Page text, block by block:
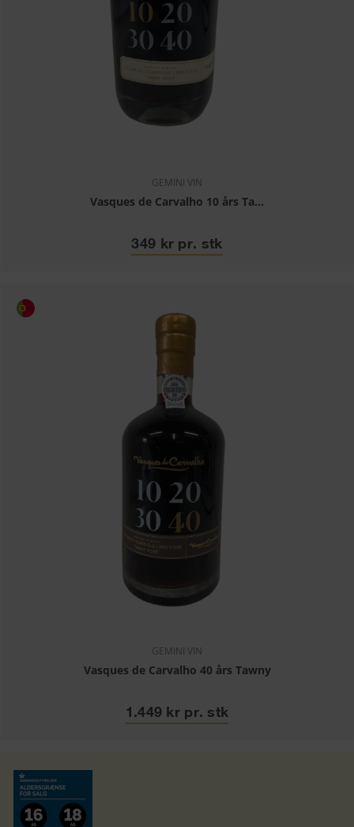
GEMINI VIN
Vasques de Carvalho 10 års Ta...
349 kr pr. stk
GEMINI VIN
Vasques de Carvalho 40 års Tawny
1.449 kr pr. stk